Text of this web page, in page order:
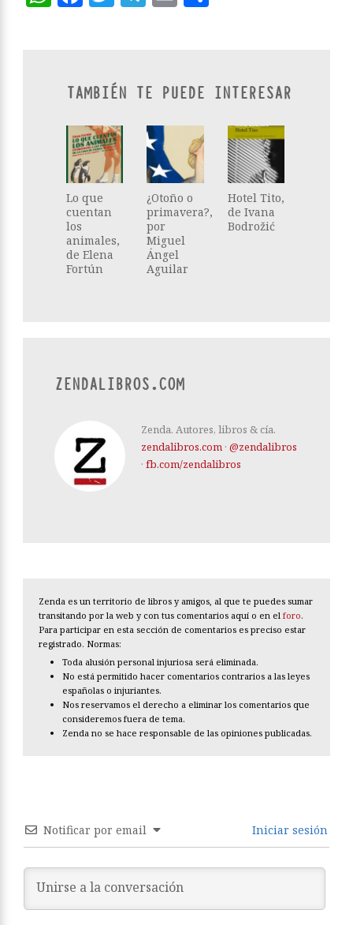
TAMBIÉN TE PUEDE INTERESAR
Lo que
cuentan
los
animales,
de Elena
Fortún
¿Otoño o
primavera?,
por
Miguel
Ángel
Aguilar
Hotel Tito,
de Ivana
Bodrožić
ZENDALIBROS.COM
Zenda. Autores, libros & cía.
zendalibros.com · @zendalibros
· fb.com/zendalibros
Zenda es un territorio de libros y amigos, al que te puedes sumar
transitando por la web y con tus comentarios aquí o en el foro.
Para participar en esta sección de comentarios es preciso estar
registrado. Normas:
Toda alusión personal injuriosa será eliminada.
No está permitido hacer comentarios contrarios a las leyes
españolas o injuriantes.
Nos reservamos el derecho a eliminar los comentarios que
consideremos fuera de tema.
Zenda no se hace responsable de las opiniones publicadas.
Notificar por email Iniciar sesión